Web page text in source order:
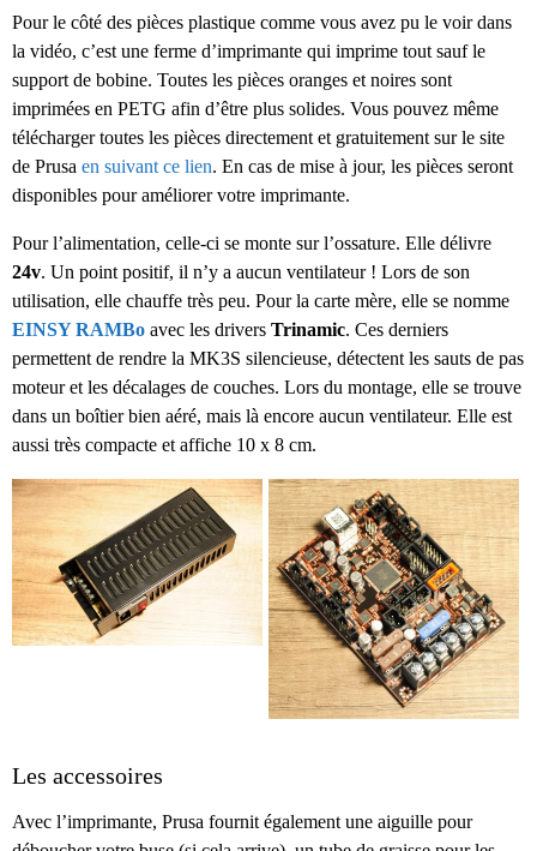
Pour le côté des pièces plastique comme vous avez pu le voir dans
la vidéo, c’est une ferme d’imprimante qui imprime tout sauf le
support de bobine. Toutes les pièces oranges et noires sont
imprimées en PETG afin d’être plus solides. Vous pouvez même
télécharger toutes les pièces directement et gratuitement sur le site
de Prusa en suivant ce lien. En cas de mise à jour, les pièces seront
disponibles pour améliorer votre imprimante.
Pour l’alimentation, celle-ci se monte sur l’ossature. Elle délivre
24v. Un point positif, il n’y a aucun ventilateur ! Lors de son
utilisation, elle chauffe très peu. Pour la carte mère, elle se nomme
EINSY RAMBo avec les drivers Trinamic. Ces derniers
permettent de rendre la MK3S silencieuse, détectent les sauts de pas
moteur et les décalages de couches. Lors du montage, elle se trouve
dans un boîtier bien aéré, mais là encore aucun ventilateur. Elle est
aussi très compacte et affiche 10 x 8 cm.
Les accessoires
Avec l’imprimante, Prusa fournit également une aiguille pour